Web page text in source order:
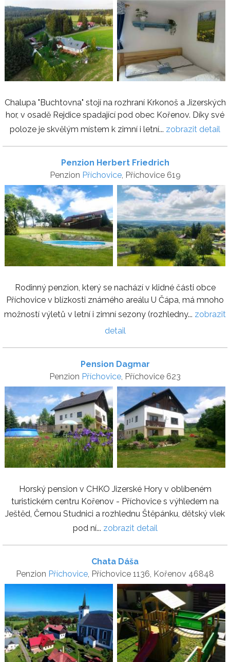
Chalupa "Buchtovna" stojí na rozhraní Krkonoš a Jizerských
hor, v osadě Rejdice spadající pod obec Kořenov. Díky své
poloze je skvělým místem k zimní i letní... zobrazit detail
Penzion Herbert Friedrich
Penzion Příchovice, Příchovice 619
Rodinný penzion, který se nachází v klidné části obce
Příchovice v blízkosti známého areálu U Čápa, má mnoho
možností výletů v letní i zimní sezony (rozhledny... zobrazit
detail
Pension Dagmar
Penzion Příchovice, Příchovice 623
Horský pension v CHKO Jizerské Hory v oblíbeném
turistickém centru Kořenov - Příchovice s výhledem na
Ještěd, Černou Studnici a rozhlednu Štěpánku, dětský vlek
pod ní... zobrazit detail
Chata Dáša
Penzion Příchovice, Příchovice 1136, Kořenov 46848